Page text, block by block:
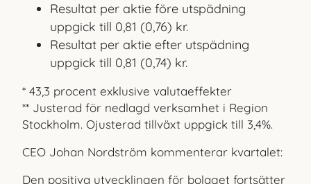
Resultat per aktie före utspädning
uppgick till 0,81 (0,76) kr.
Resultat per aktie efter utspädning
uppgick till 0,81 (0,74) kr.
* 43,3 procent exklusive valutaeffekter
** Justerad för nedlagd verksamhet i Region
Stockholm. Ojusterad tillväxt uppgick till 3,4%.
CEO Johan Nordström kommenterar kvartalet:
Den positiva utvecklingen för bolaget fortsätter